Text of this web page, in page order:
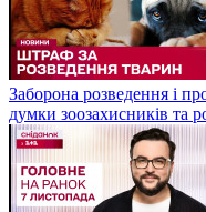
Заборона розведення і
думки зоозахисників та